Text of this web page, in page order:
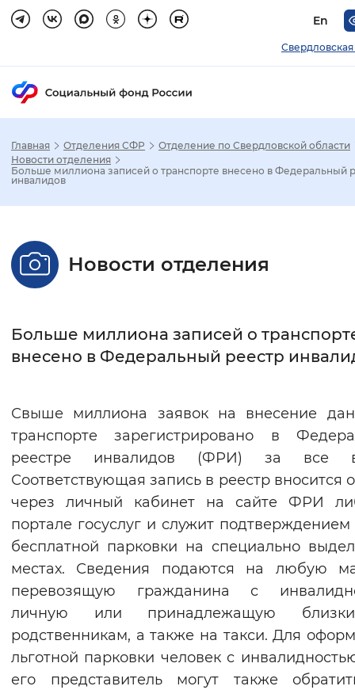
En
Свердловская
Стандартный Увеличенный
Без засечек С засечками
Нормальный Увеличенный
Цвет сайта
Монохромный Инверсивный
Синий фон
Изображения
Включены Выключены
Звуковой ассистент
Воспроизвести Остановить
Главная Отделения СФР
Отделение по Свердловской области
Новости отделения
Больше миллиона записей о транспорте внесено в Федеральный
инвалидов
Новости отделения
Больше миллиона записей о
внесено в Федеральный реестр
Свыше миллиона заявок на внесение
транспорте зарегистрировано в
реестре инвалидов (ФРИ) за все
Соответствующая запись в реестр вносится
через личный кабинет на сайте ФРИ
портале госуслуг и служит
бесплатной парковки на специально
местах. Сведения подаются на любую
перевозящую гражданина с
личную или принадлежащую
родственникам, а также на такси. Для
льготной парковки человек с
его представитель могут также